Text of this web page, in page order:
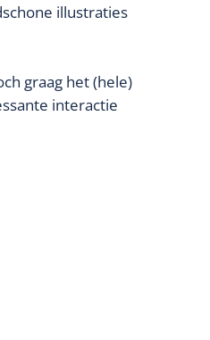
illustraties
graag het (hele)
interactie